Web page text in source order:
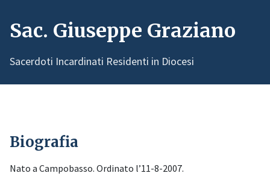
Sac. Giuseppe Graziano
Sacerdoti Incardinati Residenti in Diocesi
Biografia
Nato a Campobasso. Ordinato l’11-8-2007.